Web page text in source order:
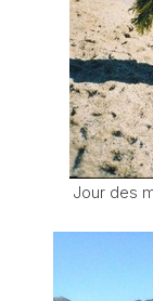
Jour des